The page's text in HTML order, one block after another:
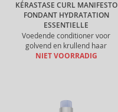
KÉRASTASE CURL MANIFESTO
FONDANT HYDRATATION
ESSENTIELLE
Voedende conditioner voor
golvend en krullend haar
NIET VOORRADIG